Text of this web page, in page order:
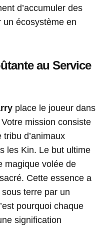
d’accumuler des
un écosystème en
au Service
place le joueur dans
mission consiste
d’animaux
les Kin. Le but ultime
magique volée de
Cette essence a
terre par un
pourquoi chaque
signification